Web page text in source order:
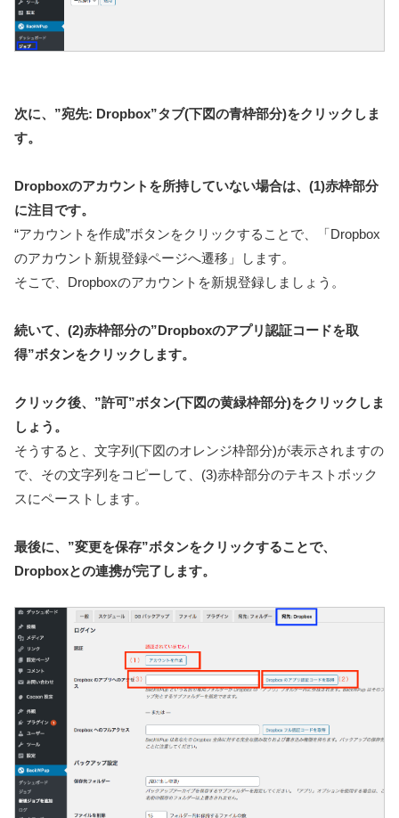
次に、”宛先: Dropbox”タブ(下図の青枠部分)をクリックしま
す。
Dropboxのアカウントを所持していない場合は、(1)赤枠部分
に注目です。
“アカウントを作成”ボタンをクリックすることで、「Dropbox
のアカウント新規登録ページへ遷移」します。
そこで、Dropboxのアカウントを新規登録しましょう。
続いて、(2)赤枠部分の”Dropboxのアプリ認証コードを取
得”ボタンをクリックします。
クリック後、”許可”ボタン(下図の黄緑枠部分)をクリックしま
しょう。
そうすると、文字列(下図のオレンジ枠部分)が表示されますの
で、その文字列をコピーして、(3)赤枠部分のテキストボック
スにペーストします。
最後に、”変更を保存”ボタンをクリックすることで、
Dropboxとの連携が完了します。